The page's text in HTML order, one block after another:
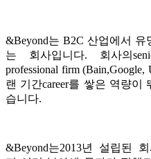
&Beyond는 B2C 산업에서
는 회사입니다. 회사의
professional firm (Bain,Google,
랜 기간career를 쌓은 역량이
습니다.
&Beyond는2013년 설립된